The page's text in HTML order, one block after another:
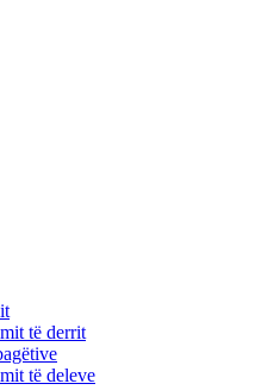
të derrit
të deleve